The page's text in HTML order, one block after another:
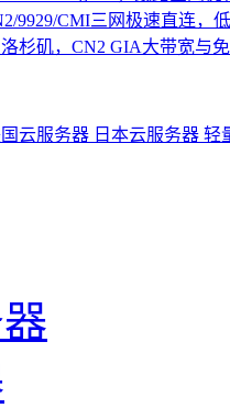
9929/CMI三网极速直连，
洛杉矶，CN2 GIA大带宽与
云服务器 日本云服务器 轻